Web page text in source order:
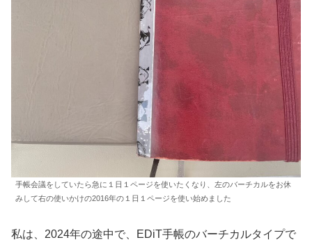
手帳会議をしていたら急に１日１ページを使いたくなり、左のバーチカルをお休
みして右の使いかけの2016年の１日１ページを使い始めました
私は、2024年の途中で、EDiT手帳のバーチカルタイプで